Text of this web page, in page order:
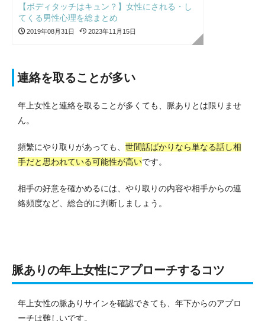
【ボディタッチはキュン？】女性にされる・し
てくる男性心理を総まとめ
2019年08月31日 2023年11月15日
連絡を取ることが多い
年上女性と連絡を取ることが多くても、脈ありとは限りませ
ん。
頻繁にやり取りがあっても、 世間話ばかりなら単なる話し相
手だと思われている可能性が高いです。
相手の好意を確かめるには、やり取りの内容や相手からの連
絡頻度など、総合的に判断しましょう。
脈ありの年上女性にアプローチするコツ
年上女性の脈ありサインを確認できても、年下からのアプロ
ーチは難しいです。